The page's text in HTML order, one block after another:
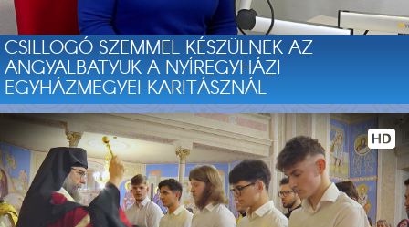
CSILLOGÓ SZEMMEL KÉSZÜLNEK AZ
ANGYALBATYUK A NYÍREGYHÁZI
EGYHÁZMEGYEI KARITÁSZNÁL